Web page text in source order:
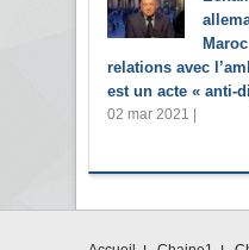
relations avec
est un acte « anti-
02 mar 2021 |